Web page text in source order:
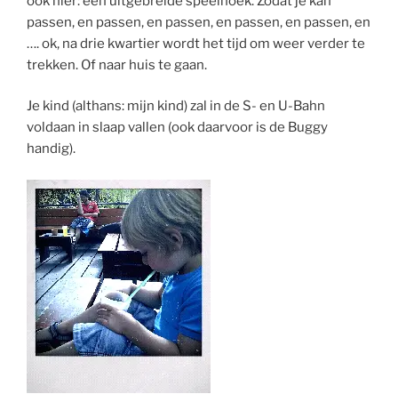
passen, en passen, en passen, en passen, en passen, en
…. ok, na drie kwartier wordt het tijd om weer verder te
trekken. Of naar huis te gaan.
Je kind (althans: mijn kind) zal in de S- en U-Bahn
voldaan in slaap vallen (ook daarvoor is de Buggy
handig).